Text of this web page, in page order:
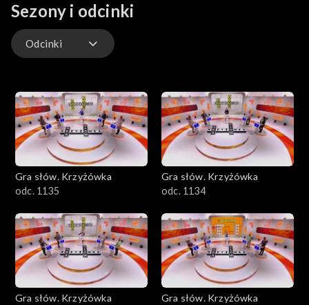
teleturnieju po raz trzeci.
Sezony i odcinki
Odcinki
Gra słów. Krzyżówka
odc. 1135
Gra słów. Krzyżówka
odc. 1134
Gra słów. Krzyżówka
Gra słów. Krzyżówka